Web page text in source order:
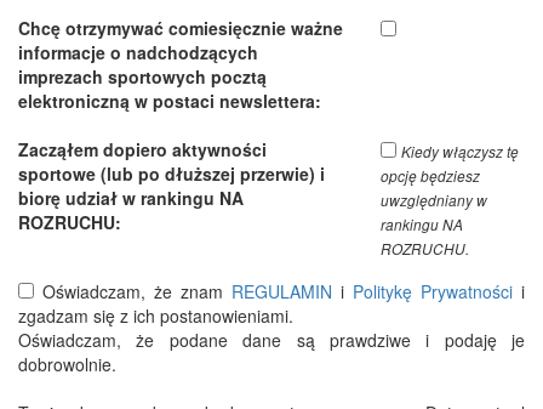
Chcę otrzymywać comiesięcznie ważne
informacje o nadchodzących
imprezach sportowych pocztą
elektroniczną w postaci newslettera:
Zacząłem dopiero aktywności
sportowe (lub po dłuższej przerwie) i
biorę udział w rankingu NA
ROZRUCHU:
Kiedy włączysz tę
opcję będziesz
uwzględniany w
rankingu NA
ROZRUCHU.
Oświadczam, że znam REGULAMIN i Politykę Prywatności i
zgadzam się z ich postanowieniami.
Oświadczam, że podane dane są prawdziwe i podaję je
dobrowolnie.